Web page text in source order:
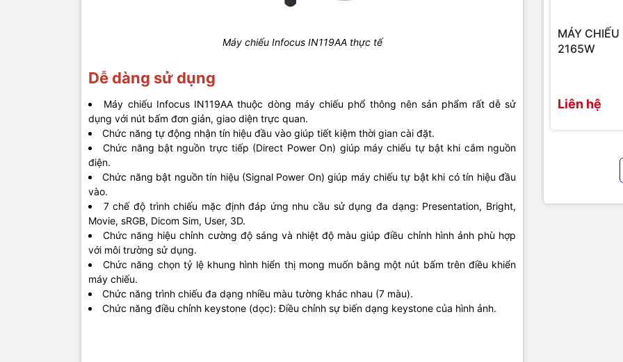
Máy chiếu Infocus IN119AA thực tế
Dễ dàng sử dụng
Máy chiếu Infocus IN119AA thuộc dòng máy chiếu phổ thông nên sản phẩm rất dễ sử
dụng với nút bấm đơn giản, giao diện trực quan.
Chức năng tự động nhận tín hiệu đầu vào giúp tiết kiệm thời gian cài đặt.
Chức năng bật nguồn trực tiếp (Direct Power On) giúp máy chiếu tự bật khi cắm nguồn
điện.
Chức năng bật nguồn tín hiệu (Signal Power On) giúp máy chiếu tự bật khi có tín hiệu đầu
vào.
7 chế độ trình chiếu mặc định đáp ứng nhu cầu sử dụng đa dạng: Presentation, Bright,
Movie, sRGB, Dicom Sim, User, 3D.
Chức năng hiệu chỉnh cường độ sáng và nhiệt độ màu giúp điều chỉnh hình ảnh phù hợp
với môi trường sử dụng.
Chức năng chọn tỷ lệ khung hình hiển thị mong muốn bằng một nút bấm trên điều khiển
máy chiếu.
Chức năng trình chiếu đa dạng nhiều màu tường khác nhau (7 màu).
Chức năng điều chỉnh keystone (dọc): Điều chỉnh sự biến dạng keystone của hình ảnh.
MÁY CHIẾU
2165W
Liên hệ